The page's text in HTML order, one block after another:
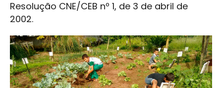
Resolução CNE/CEB nº 1, de 3 de abril de
2002.